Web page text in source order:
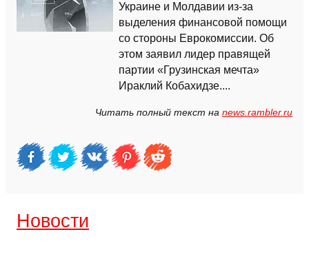
Украине и Молдавии из-за
выделения финансовой помощи
со стороны Еврокомиссии. Об
этом заявил лидер правящей
партии «Грузинская мечта»
Ираклий Кобахидзе....
Читать полный текст на news.rambler.ru
Новости